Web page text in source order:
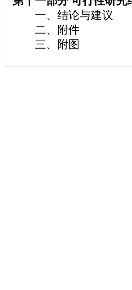
一、结论与建议
二、附件
三、附图